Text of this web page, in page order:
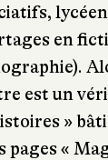
en
est un
»
«